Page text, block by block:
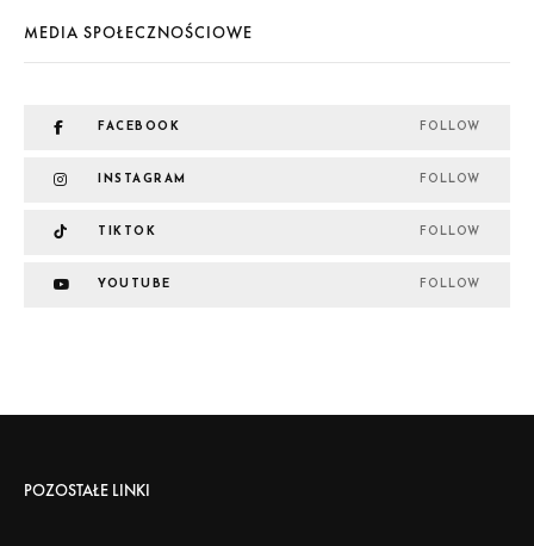
MEDIA SPOŁECZNOŚCIOWE
FACEBOOK FOLLOW
INSTAGRAM FOLLOW
TIKTOK FOLLOW
YOUTUBE FOLLOW
POZOSTAŁE LINKI